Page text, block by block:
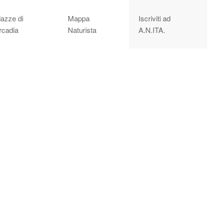
di
Mappa
Naturista
Iscriviti ad
A.N.ITA.